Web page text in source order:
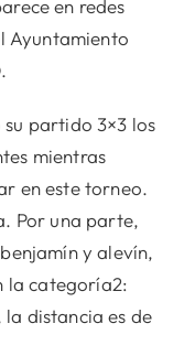
en redes
Ayuntamiento
partido 3×3 los
mientras
en este torneo.
Por una parte,
y alevín,
la categoría2:
distancia es de